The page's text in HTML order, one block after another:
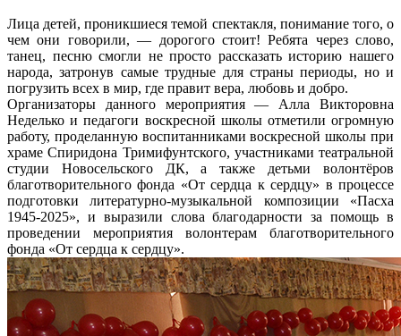
Лица детей, проникшиеся темой спектакля, понимание того, о
чем они говорили, — дорогого стоит! Ребята через слово,
танец, песню смогли не просто рассказать историю нашего
народа, затронув самые трудные для страны периоды, но и
погрузить всех в мир, где правит вера, любовь и добро.
Организаторы данного мероприятия — Алла Викторовна
Неделько и педагоги воскресной школы отметили огромную
работу, проделанную воспитанниками воскресной школы при
храме Спиридона Тримифунтского, участниками театральной
студии Новосельского ДК, а также детьми волонтёров
благотворительного фонда «От сердца к сердцу» в процессе
подготовки литературно-музыкальной композиции «Пасха
1945-2025», и выразили слова благодарности за помощь в
проведении мероприятия волонтерам благотворительного
фонда «От сердца к сердцу».